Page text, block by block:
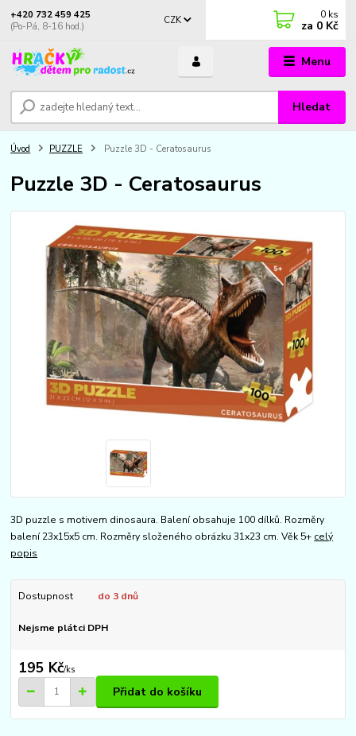
Menu
CZK
Hledat
+420 732 459 425
(Po-Pá, 8-16 hod.)
0 ks
za 0 Kč
Úvod PUZZLE Puzzle 3D - Ceratosaurus
Puzzle 3D - Ceratosaurus
3D puzzle s motivem dinosaura. Balení obsahuje 100 dílků. Rozměry
balení 23x15x5 cm. Rozměry složeného obrázku 31x23 cm. Věk 5+ celý
popis
Dostupnost do 3 dnů
Nejsme plátci DPH
195 Kč/ks
Přidat do košíku